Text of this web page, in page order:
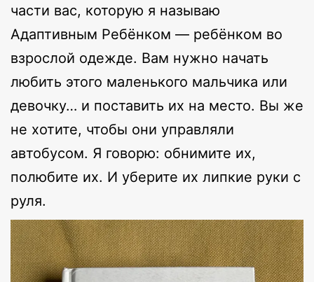
части вас, которую я называю
Адаптивным Ребёнком — ребёнком во
взрослой одежде. Вам нужно начать
любить этого маленького мальчика или
девочку… и поставить их на место. Вы же
не хотите, чтобы они управляли
автобусом. Я говорю: обнимите их,
полюбите их. И уберите их липкие руки с
руля.